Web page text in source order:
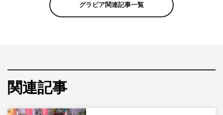
佐々木は「あざと連ドラ第3話ご視聴ありがとうございま
した 今回のテーマは『浮気』杏里ちゃんの闇が明らかに
悪いの？』内のあざと連ドラオフショットを投稿した。
この投稿にフォロワーからは「満面の笑み可愛いね」「莉
グラビア関連記事一覧
関連記事